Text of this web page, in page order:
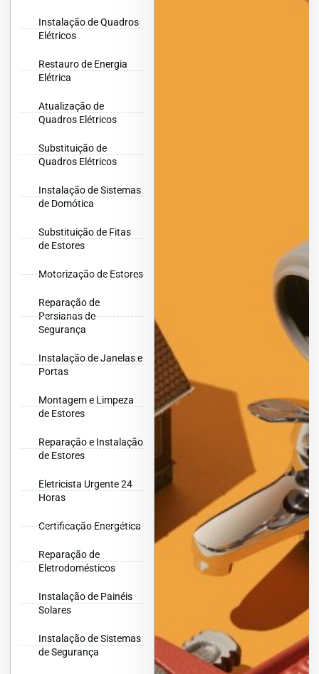
Instalação de Quadros
Elétricos
Restauro de Energia
Elétrica
Atualização de
Quadros Elétricos
Substituição de
Quadros Elétricos
Instalação de Sistemas
de Domótica
Substituição de Fitas
de Estores
Motorização de Estores
Reparação de
Persianas de
Segurança
Instalação de Janelas e
Portas
Montagem e Limpeza
de Estores
Reparação e Instalação
de Estores
Eletricista Urgente 24
Horas
Certificação Energética
Reparação de
Eletrodomésticos
Instalação de Painéis
Solares
Instalação de Sistemas
de Segurança